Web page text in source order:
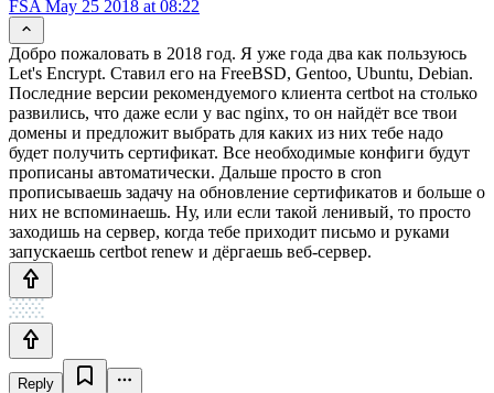
FSA May 25 2018 at 08:22
Добро пожаловать в 2018 год. Я уже года два как пользуюсь
Let's Encrypt. Ставил его на FreeBSD, Gentoo, Ubuntu, Debian.
Последние версии рекомендуемого клиента certbot на столько
развились, что даже если у вас nginx, то он найдёт все твои
домены и предложит выбрать для каких из них тебе надо
будет получить сертификат. Все необходимые конфиги будут
прописаны автоматически. Дальше просто в cron
прописываешь задачу на обновление сертификатов и больше о
них не вспоминаешь. Ну, или если такой ленивый, то просто
заходишь на сервер, когда тебе приходит письмо и руками
запускаешь certbot renew и дёргаешь веб-сервер.
Reply